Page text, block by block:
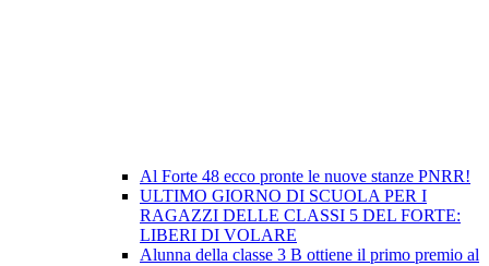
Al Forte 48 ecco pronte le nuove stanze PNRR!
ULTIMO GIORNO DI SCUOLA PER I
RAGAZZI DELLE CLASSI 5 DEL FORTE:
LIBERI DI VOLARE
Alunna della classe 3 B ottiene il primo premio al